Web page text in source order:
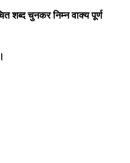
शब्द चुनकर निम्न वाक्य पूर्ण